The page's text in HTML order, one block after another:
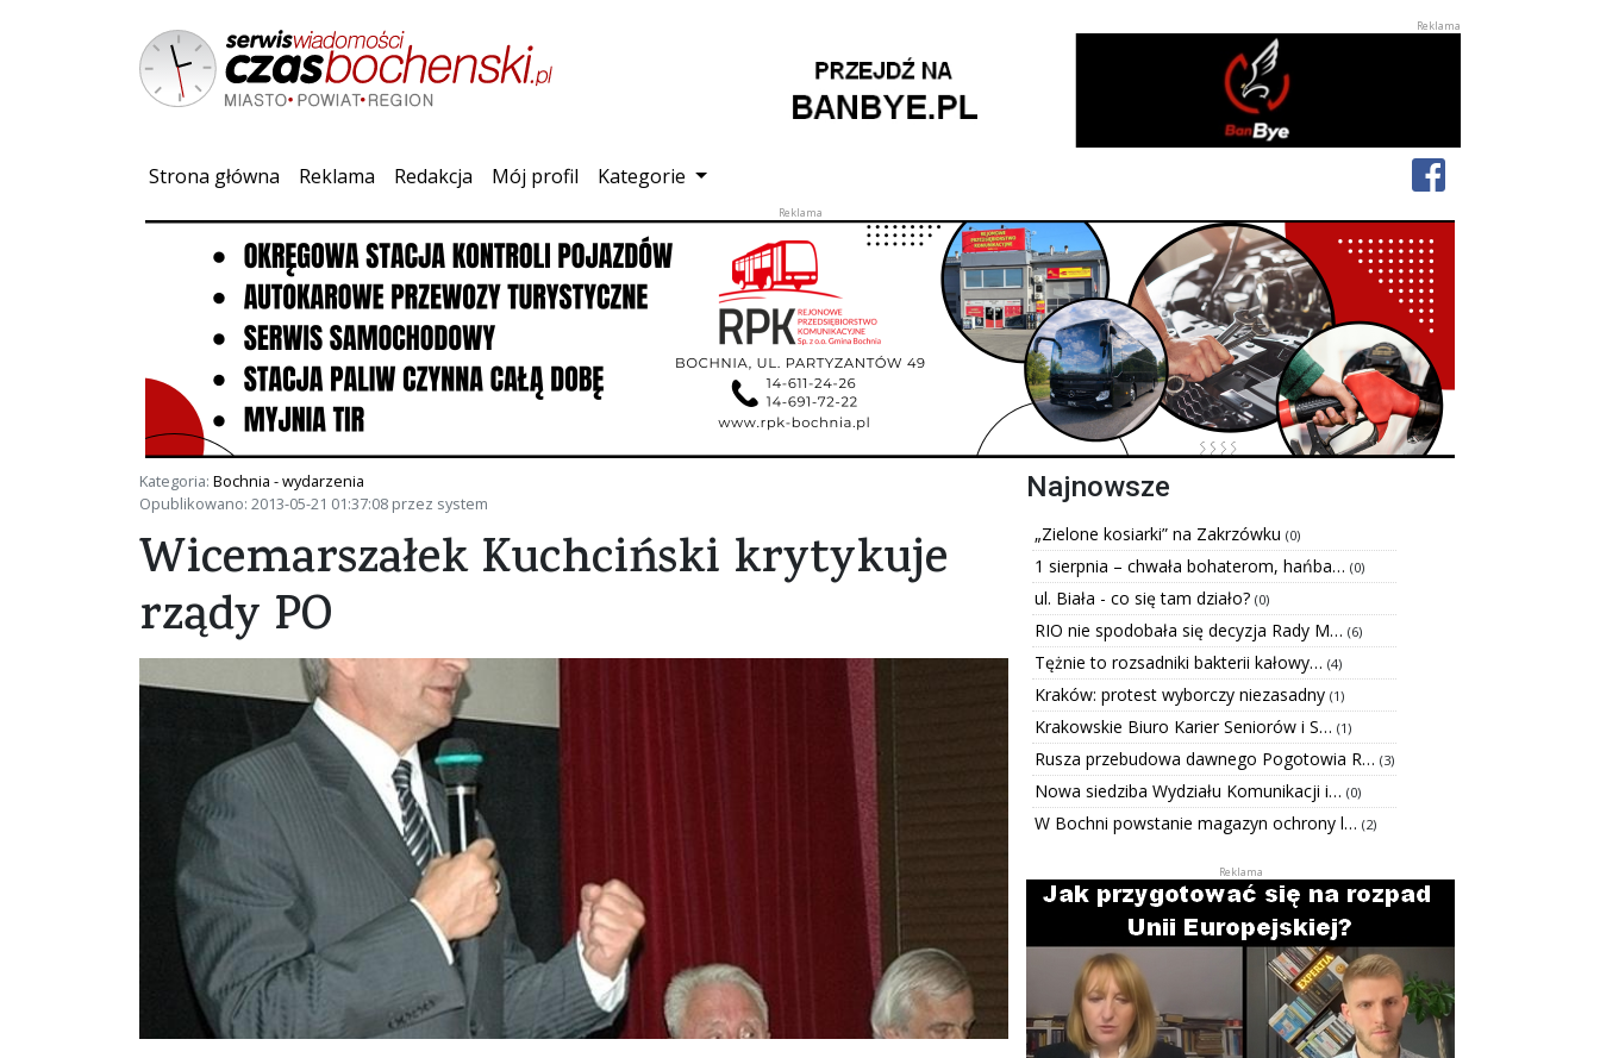
Strona główna (current)
Reklama Redakcja Mój profil Kategorie
Kategoria: Bochnia - wydarzenia
Opublikowano: 2013-05-21 01:37:08 przez system
Wicemarszałek Kuchciński krytykuje
rządy PO
Najnowsze
„Zielone kosiarki” na Zakrzówku (0)
1 sierpnia – chwała bohaterom, hańba… (0)
ul. Biała - co się tam działo? (0)
RIO nie spodobała się decyzja Rady M… (6)
Tężnie to rozsadniki bakterii kałowy… (4)
Kraków: protest wyborczy niezasadny (1)
Krakowskie Biuro Karier Seniorów i S… (1)
Rusza przebudowa dawnego Pogotowia R… (3)
Nowa siedziba Wydziału Komunikacji i… (0)
W Bochni powstanie magazyn ochrony l… (2)